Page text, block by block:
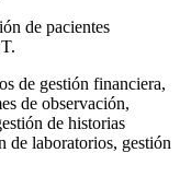
de pacientes
de gestión financiera,
de observación,
de historias
de laboratorios, gestión